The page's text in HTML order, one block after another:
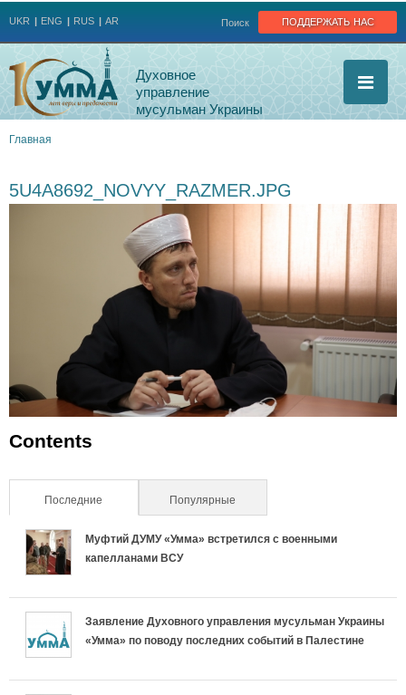
поддержать нас
Поиск
UKR ENG RUS AR
Духовное
управление
мусульман Украины
здесь
Главная
5U4A8692_NOVYY_RAZMER.JPG
Contents
Последние (активная вкладка)Популярные
Муфтий ДУМУ «Умма» встретился с военными
капелланами ВСУ
Заявление Духовного управления мусульман Украины
«Умма» по поводу последних событий в Палестине